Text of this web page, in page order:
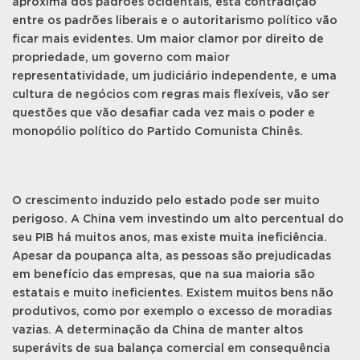
aproxima dos padrões ocidentais, esta contradição
entre os padrões liberais e o autoritarismo político vão
ficar mais evidentes. Um maior clamor por direito de
propriedade, um governo com maior
representatividade, um judiciário independente, e uma
cultura de negócios com regras mais flexíveis, vão ser
questões que vão desafiar cada vez mais o poder e
monopólio político do Partido Comunista Chinês.
O crescimento induzido pelo estado pode ser muito
perigoso. A China vem investindo um alto percentual do
seu PIB há muitos anos, mas existe muita ineficiência.
Apesar da poupança alta, as pessoas são prejudicadas
em benefício das empresas, que na sua maioria são
estatais e muito ineficientes. Existem muitos bens não
produtivos, como por exemplo o excesso de moradias
vazias. A determinação da China de manter altos
superávits de sua balança comercial em consequência